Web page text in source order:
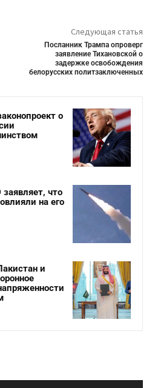
Следующая статья
Посланник Трампа опроверг
заявление Тихановской о
задержке освобождения
белорусских политзаключенных
о
что
на его
и